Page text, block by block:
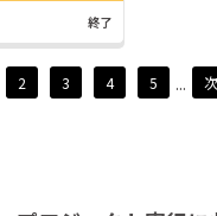
終了
2 3 4 5 ...